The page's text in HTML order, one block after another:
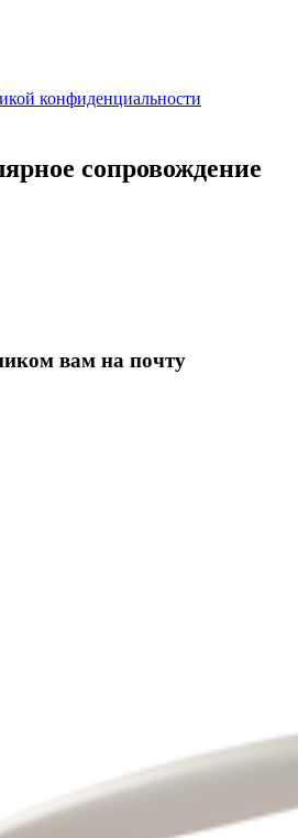
конфиденциальности
сопровождение
вам на почту